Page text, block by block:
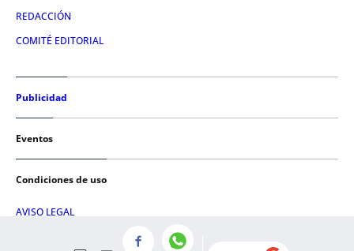
REDACCIÓN
COMITÉ EDITORIAL
Publicidad
Eventos
Condiciones de uso
AVISO LEGAL